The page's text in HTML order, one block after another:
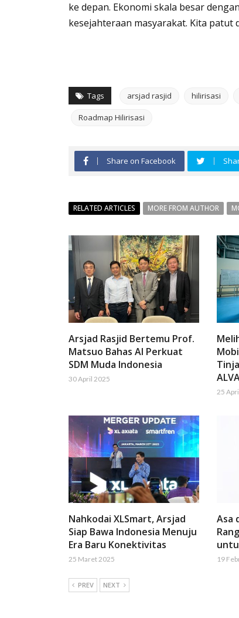
ke depan. Ekonomi skala besar
kesejahteraan masyarakat. Kita patut
Tags arsjad rasjid hilirisasi
Roadmap Hilirisasi
Share on Facebook
RELATED ARTICLES MORE FROM AUTHOR
Arsjad Rasjid Bertemu Prof.
Matsuo Bahas AI Perkuat
SDM Muda Indonesia
30 April 2025
25
Nahkodai XLSmart, Arsjad
Siap Bawa Indonesia Menuju
Era Baru Konektivitas
25 Maret 2025
Asa
19
PREV NEXT